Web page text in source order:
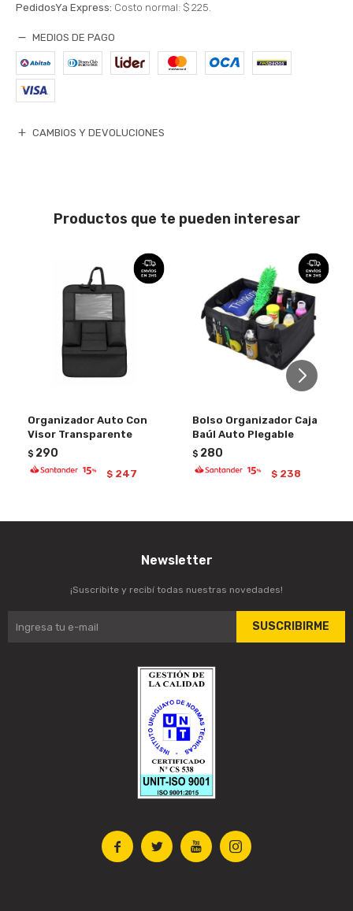
PedidosYa Express: Costo normal: $ 225.
MEDIOS DE PAGO
CAMBIOS Y DEVOLUCIONES
Productos que te pueden interesar
Organizador Auto Con
Visor Transparente
$ 290
$ 247
Bolso Organizador Caja
Baúl Auto Plegable
$ 280
$ 238
   
Newsletter
¡Suscribite y recibí todas nuestras novedades!
SUSCRIBIRME